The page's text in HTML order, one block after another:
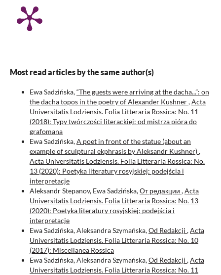
Most read articles by the same author(s)
Ewa Sadzińska,“The guests were arriving at the dacha...”: on
the dacha topos in the poetry of Alexander Kushner,Acta
Universitatis Lodziensis. Folia Litteraria Rossica: No. 11
(2018): Typy twórczości literackiej: od mistrza pióra do
grafomana
Ewa Sadzińska,A poet in front of the statue (about an
example of sculptural ekphrasis by Aleksandr Kushner),
Acta Universitatis Lodziensis. Folia Litteraria Rossica: No.
13 (2020): Poetyka literatury rosyjskiej: podejścia i
interpretacje
Aleksandr Stepanov, Ewa Sadzińska,От редакции ,Acta
Universitatis Lodziensis. Folia Litteraria Rossica: No. 13
(2020): Poetyka literatury rosyjskiej: podejścia i
interpretacje
Ewa Sadzińska, Aleksandra Szymańska,Od Redakcji ,Acta
Universitatis Lodziensis. Folia Litteraria Rossica: No. 10
(2017): Miscellanea Rossica
Ewa Sadzińska, Aleksandra Szymańska,Od Redakcji ,Acta
Universitatis Lodziensis. Folia Litteraria Rossica: No. 11